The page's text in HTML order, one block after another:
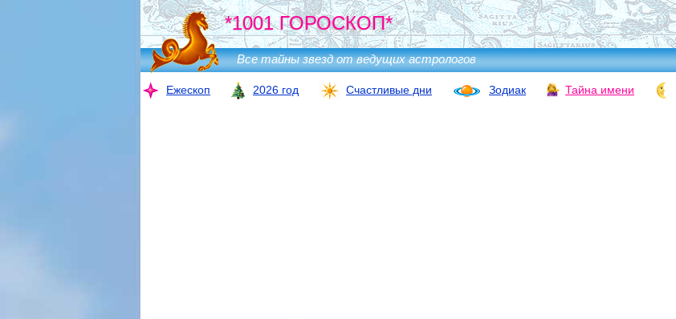
*1001 ГОРОСКОП*
Все тайны звезд от ведущих астрологов
Ежескоп 2026 год Счастливые дни Зодиак Тайна имени